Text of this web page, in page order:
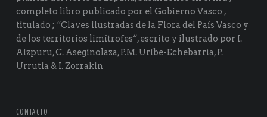
completo libro publicado por el Gobierno Vasco ,
titulado ; “Claves ilustradas de la Flora del País Vasco y
de los territorios limítrofes“, escrito y ilustrado por I.
Aizpuru, C. Aseginolaza, P.M. Uribe-Echebarría, P.
Urrutia & I. Zorrakin
CONTACTO